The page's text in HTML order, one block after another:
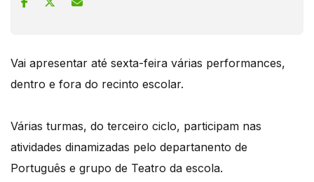
Vai apresentar até sexta-feira várias performances,
dentro e fora do recinto escolar.
Várias turmas, do terceiro ciclo, participam nas
atividades dinamizadas pelo departanento de
Português e grupo de Teatro da escola.